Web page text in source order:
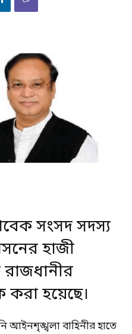
সংসদ সদস্য
হাজী
রাজধানীর
হয়েছে।
আইনশৃঙ্খলা বাহিনীর হাতে